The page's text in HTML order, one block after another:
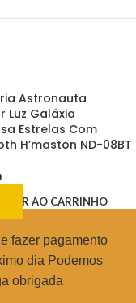
Astronauta
Luz Galáxia
Estrelas Com
H’maston ND-08BT
AO CARRINHO
fazer pagamento
dia Podemos
obrigada